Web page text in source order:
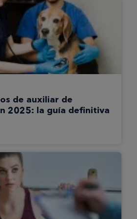
de auxiliar de
2025: la guía definitiva